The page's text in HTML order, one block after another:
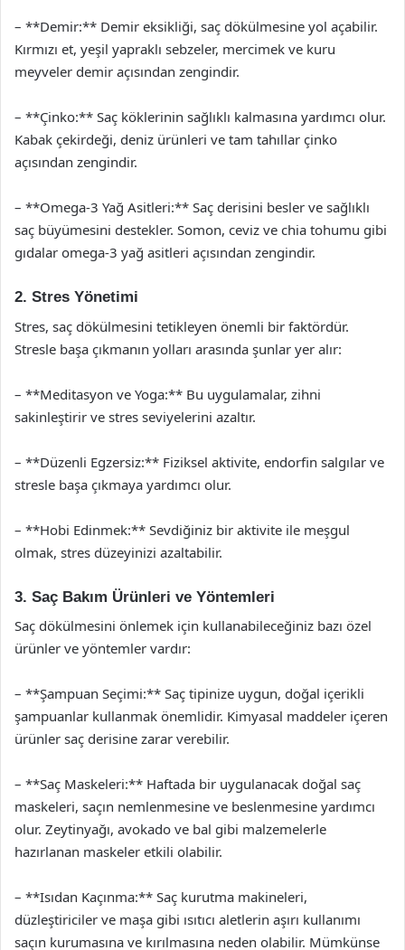
– **Demir:** Demir eksikliği, saç dökülmesine yol açabilir.
Kırmızı et, yeşil yapraklı sebzeler, mercimek ve kuru
meyveler demir açısından zengindir.
– **Çinko:** Saç köklerinin sağlıklı kalmasına yardımcı olur.
Kabak çekirdeği, deniz ürünleri ve tam tahıllar çinko
açısından zengindir.
– **Omega-3 Yağ Asitleri:** Saç derisini besler ve sağlıklı
saç büyümesini destekler. Somon, ceviz ve chia tohumu gibi
gıdalar omega-3 yağ asitleri açısından zengindir.
2. Stres Yönetimi
Stres, saç dökülmesini tetikleyen önemli bir faktördür.
Stresle başa çıkmanın yolları arasında şunlar yer alır:
– **Meditasyon ve Yoga:** Bu uygulamalar, zihni
sakinleştirir ve stres seviyelerini azaltır.
– **Düzenli Egzersiz:** Fiziksel aktivite, endorfin salgılar ve
stresle başa çıkmaya yardımcı olur.
– **Hobi Edinmek:** Sevdiğiniz bir aktivite ile meşgul
olmak, stres düzeyinizi azaltabilir.
3. Saç Bakım Ürünleri ve Yöntemleri
Saç dökülmesini önlemek için kullanabileceğiniz bazı özel
ürünler ve yöntemler vardır:
– **Şampuan Seçimi:** Saç tipinize uygun, doğal içerikli
şampuanlar kullanmak önemlidir. Kimyasal maddeler içeren
ürünler saç derisine zarar verebilir.
– **Saç Maskeleri:** Haftada bir uygulanacak doğal saç
maskeleri, saçın nemlenmesine ve beslenmesine yardımcı
olur. Zeytinyağı, avokado ve bal gibi malzemelerle
hazırlanan maskeler etkili olabilir.
– **Isıdan Kaçınma:** Saç kurutma makineleri,
düzleştiriciler ve maşa gibi ısıtıcı aletlerin aşırı kullanımı
saçın kurumasına ve kırılmasına neden olabilir. Mümkünse